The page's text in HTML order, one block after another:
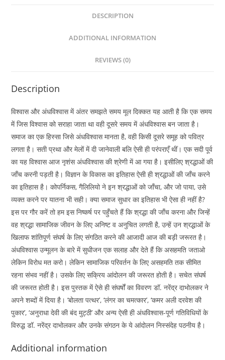
DESCRIPTION
ADDITIONAL INFORMATION
REVIEWS (0)
Description
विश्वास और अंधविश्वास में अंतर समझते समय मूल दिक्कत यह आती है कि एक समय
में जिस विश्वास को सराहा जाता था वही दूसरे समय में अंधविश्वास बन जाता है।
समाज का एक हिस्सा जिसे अंधविश्वास मानता है, वही किसी दूसरे समूह को पवित्र
लगता है। सती प्रथा और मेलों में दी जानेवाली बलि ऐसी ही परंपराएँ थीं। एक सदी पूर्व
का यह विश्वास आज नृशंस अंधविश्वास की श्रेणी में आ गया है। इसीलिए श्रद्धाओं की
जाँच करनी पड़ती है। विज्ञान के विकास का इतिहास ऐसी ही श्रद्धाओं की जाँच करने
का इतिहास है। कोपर्निकस, गैलिलियो ने इन श्रद्धाओं को जाँचा, और जो पाया, उसे
व्यक्त करने पर यातना भी सही। क्या समाज सुधार का इतिहास भी ऐसा ही नहीं है?
इस पर गौर करें तो हम इस निष्कर्ष पर पहुँचते हैं कि श्रद्धा की जाँच करना और जिन्हें
वह श्रद्धा सामाजिक जीवन के लिए अनिष्ट व अनुचित लगती है, उन्हें उन श्रद्धाओं के
खिलाफ शांतिपूर्ण संघर्ष के लिए संगठित करने की आजादी आज की बड़ी जरूरत है।
अंधविश्वास उन्मूलन के बारे में सुधीजन एक सलाह और देते हैं कि असहमति जताओ
लेकिन विरोध मत करो। लेकिन सामाजिक परिवर्तन के लिए असहमति तक सीमित
रहना संभव नहीं है। उसके लिए सक्रिय आंदोलन की जरूरत होती है। सचेत संघर्ष
की जरूरत होती है। इस पुस्तक में ऐसे ही संघर्षों का विवरण डॉ. नरेंद्र दाभोलकर ने
अपने शब्दों में दिया है। ‘बोलता पत्थर’, ‘लंगर का चमत्कार’, ‘कमर अली दरवेश की
पुकार’, ‘अनुराधा देवी की बंद मुट्ठी’ और अन्य ऐसी ही अंधविश्वास-पूर्ण गतिविधियों के
विरुद्ध डॉ. नरेंद्र दाभोलकर और उनके संगठन के ये आंदोलन निस्संदेह पठनीय है।
Additional information